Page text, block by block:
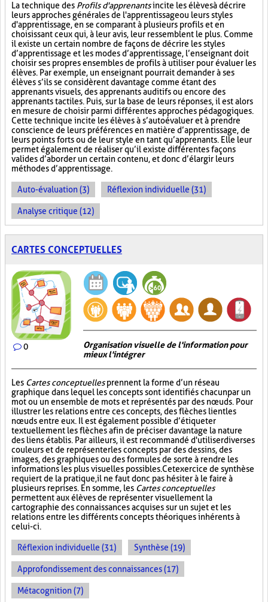
La technique des Profils d'apprenantsincite les élèves à décrire
leurs approches générales de l'apprentissage ou leurs styles
d'apprentissage, en se comparant à plusieurs profils et en
choisissant ceux qui, à leur avis, leur ressemblent le plus. Comme
il existe un certain nombre de façons de décrire les styles
d’apprentissage et les modes d’apprentissage, l’enseignant doit
choisir ses propres ensembles de profils à utiliser pour évaluer les
élèves. Par exemple, un enseignant pourrait demander à ses
élèves s’ils se considèrent davantage comme étant des
apprenants visuels, des apprenants auditifs ou encore des
apprenants tactiles. Puis, sur la base de leurs réponses, il est alors
en mesure de choisir parmi différentes approches pédagogiques.
Cette technique incite les élèves à s’autoévaluer et à prendre
conscience de leurs préférences en matière d’apprentissage, de
leurs points forts ou de leur style en tant qu’apprenants. Elle leur
permet également de réaliser qu’il existe différentes façons
valides d’aborder un certain contenu, et donc d’élargir leurs
méthodes d’apprentissage.
Auto-évaluation (3) Réflexion individuelle (31)
Analyse critique (12)
CARTES CONCEPTUELLES
0
Organisation visuelle de l'information pour
mieux l'intégrer
Les Cartes conceptuellesprennent la forme d’un réseau
graphique dans lequel les concepts sont identifiés chacun par un
mot ou un ensemble de mots et représentés par des nœuds. Pour
illustrer les relations entre ces concepts, des flèches lient les
nœuds entre eux. Il est également possible d’étiqueter
textuellement les flèches afin de préciser davantage la nature
des liens établis. Par ailleurs, il est recommandé d'utiliser diverses
couleurs et de représenter les concepts par des dessins, des
images, des graphiques ou des formules de sorte à rendre les
informations les plus visuelles possibles. Cet exercice de synthèse
requiert de la pratique, il ne faut donc pas hésiter à le faire à
plusieurs reprises. En somme, les Cartes conceptuelles
permettent aux élèves de représenter visuellement la
cartographie des connaissances acquises sur un sujet et les
relations entre les différents concepts théoriques inhérents à
celui-ci.
Réflexion individuelle (31) Synthèse (19)
Approfondissement des connaissances (17)
Métacognition (7)